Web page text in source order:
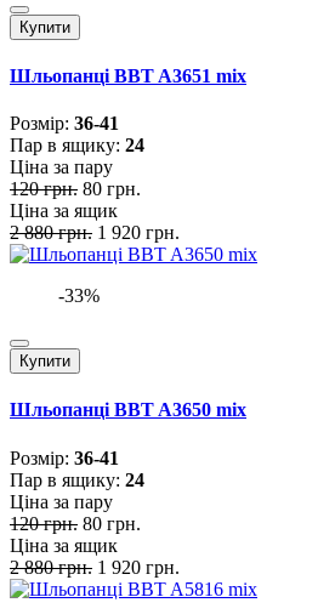
Купити
Шльопанці BBT A3651 mix
Розмiр: 36-41
Пар в ящику: 24
Ціна за пару
120 грн. 80 грн.
Ціна за ящик
2 880 грн. 1 920 грн.
-33%
Купити
Шльопанці BBT A3650 mix
Розмiр: 36-41
Пар в ящику: 24
Ціна за пару
120 грн. 80 грн.
Ціна за ящик
2 880 грн. 1 920 грн.